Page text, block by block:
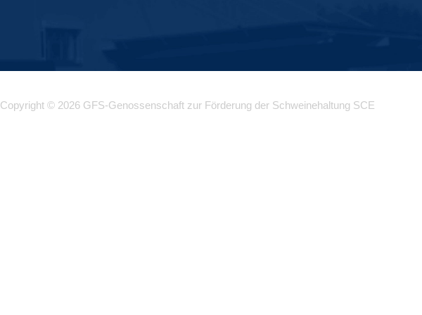
Copyright © 2026 GFS-Genossenschaft zur Förderung der Schweinehaltung SCE